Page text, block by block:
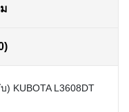
KUBOTA L3608DT